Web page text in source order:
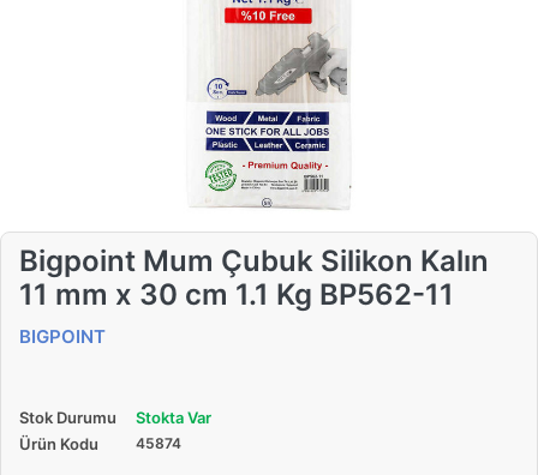
Bigpoint Mum Çubuk Silikon Kalın
11 mm x 30 cm 1.1 Kg BP562-11
BIGPOINT
Stok Durumu
Stokta Var
Ürün Kodu
45874